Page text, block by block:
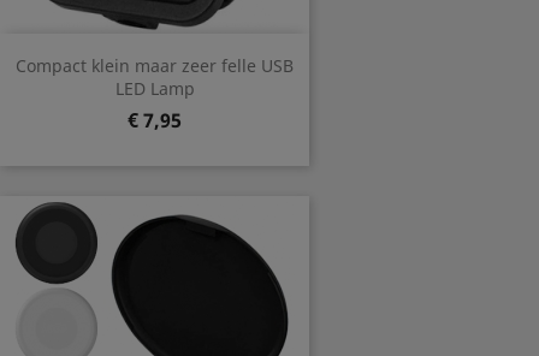
Compact klein maar zeer felle USB
LED Lamp
Prijs
€ 7,95